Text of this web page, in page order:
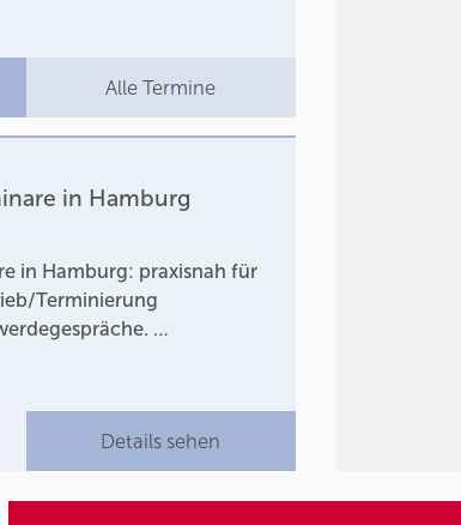
Alle Termine
in Hamburg
in Hamburg: praxisnah für
Terminierung
…
Details sehen